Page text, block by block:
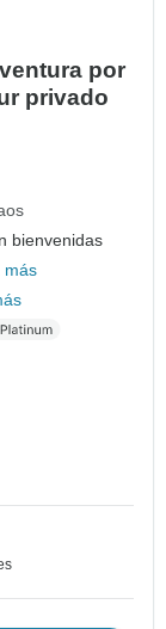
por
privado
bienvenidas
más